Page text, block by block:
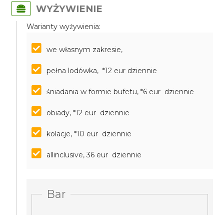
WYŻYWIENIE
Warianty wyżywienia:
we własnym zakresie,
pełna lodówka, *12 eur dziennie
śniadania w formie bufetu, *6 eur dziennie
obiady, *12 eur dziennie
kolacje, *10 eur dziennie
allinclusive, 36 eur dziennie
Bar